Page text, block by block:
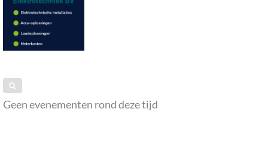
Geen evenementen rond deze tijd